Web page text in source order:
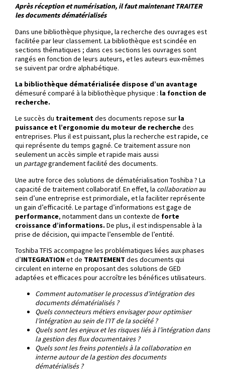
Après réception et numérisation, il faut maintenant TRAITER
les documents dématérialisés
Dans une bibliothèque physique, la recherche des ouvrages est
facilitée par leur classement. La bibliothèque est scindée en
sections thématiques ; dans ces sections les ouvrages sont
rangés en fonction de leurs auteurs, et les auteurs eux-mêmes
se suivent par ordre alphabétique.
La bibliothèque dématérialisée dispose d’un avantage
démesuré comparé à la bibliothèque physique : la fonction de
recherche.
Le succès du traitementdes documents repose sur la
puissance et l’ergonomie du moteur de recherche des
entreprises. Plus il est puissant, plus la recherche est rapide, ce
qui représente du temps gagné. Ce traitement assure non
seulement un accès simple et rapide mais aussi
un partagegrandement facilité des documents.
Une autre force des solutions de dématérialisation Toshiba ? La
capacité de traitement collaboratif. En effet, la collaborationau
sein d’une entreprise est primordiale, et la faciliter représente
un gain d’efficacité. Le partage d’informations est gage de
performance, notamment dans un contexte de forte
croissance d’informations. De plus, il est indispensable à la
prise de décision, qui impacte l’ensemble de l’entité.
Toshiba TFIS accompagne les problématiques liées aux phases
d’INTEGRATIONet de TRAITEMENT des documents qui
circulent en interne en proposant des solutions de GED
adaptées et efficaces pour accroître les bénéfices utilisateurs.
Comment automatiser le processus d’intégration des
documents dématérialisés ?
Quels connecteurs métiers envisager pour optimiser
l’intégration au sein de l’IT de la société ?
Quels sont les enjeux et les risques liés à l’intégration dans
la gestion des flux documentaires ?
Quels sont les freins potentiels à la collaboration en
interne autour de la gestion des documents
dématérialisés ?